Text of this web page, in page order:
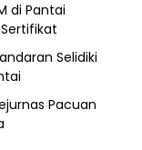
di Pantai
Selidiki
Pacuan